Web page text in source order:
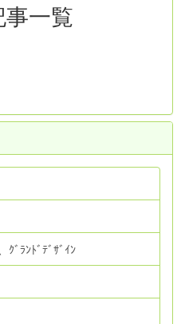
一覧
ｸﾞﾗﾝﾄﾞﾃﾞｻﾞｲﾝ